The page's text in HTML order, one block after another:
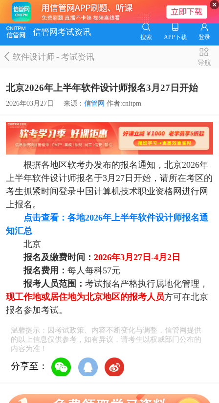
信管网考试资讯
搜索 APP下载 登录
软件设计师-考试资讯
导航
北京2026年上半年软件设计师报名3月27日开始
2026年03月27日 来源： 信管网 作者:cnitpm
根据各地区软考办发布的报名通知，北京2026年
上半年软件设计师报名于3月27日开始，请所在考区的
考生抓紧时间登录中国计算机技术职业资格网进行网
上报名。
点击查看：各地2026年上半年软件设计师报名通
知汇总
北京
报名及缴费时间： 2026年3月27日-4月2日
报名费用： 每人每科57元
报考人员范围： 考试报名严格执行属地化管理，
现工作地或居住地为北京地区的报考人员方可在北京
报名参加考试。
温馨提示：因考试政策、内容不断变化与调整，信管网提供
的以上信息仅供参考，如有异议，请考生以权威部门公布的
内容为准！
分享至：